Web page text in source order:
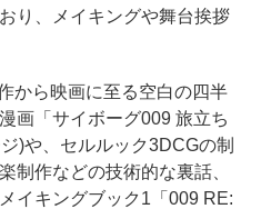
り、メイキングや舞台挨拶
から映画に至る空白の四半
画「サイボーグ009 旅立ち
)や、セルルック3DCGの制
制作などの技術的な裏話、
イキングブック1「009 RE: